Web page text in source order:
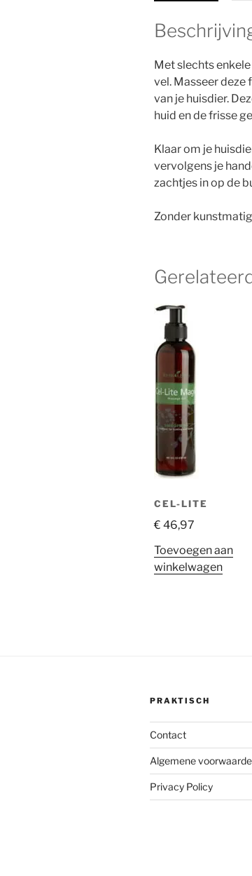
Met slechts
vel. Masseer deze
van je huisdier.
huid en de frisse
Klaar om je
vervolgens je
zachtjes in op de
Zonder
CEL-LITE
€ 46,97
Toevoegen aan
winkelwagen
PRAKTISCH
Contact
Algemene
Privacy Policy